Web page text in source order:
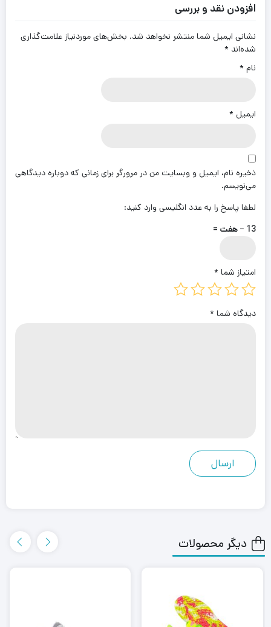
افزودن نقد و بررسی
نشانی ایمیل شما منتشر نخواهد شد. بخش‌های موردنیاز علامت‌گذاری
شده‌اند *
نام *
ایمیل *
ذخیره نام، ایمیل و وبسایت من در مرورگر برای زمانی که دوباره دیدگاهی
می‌نویسم.
لطفا پاسخ را به عدد انگلیسی وارد کنید:
13 − هفت =
امتیاز شما *
دیدگاه شما *
دیگر محصولات